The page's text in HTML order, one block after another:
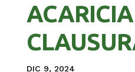
DIC 9, 2024